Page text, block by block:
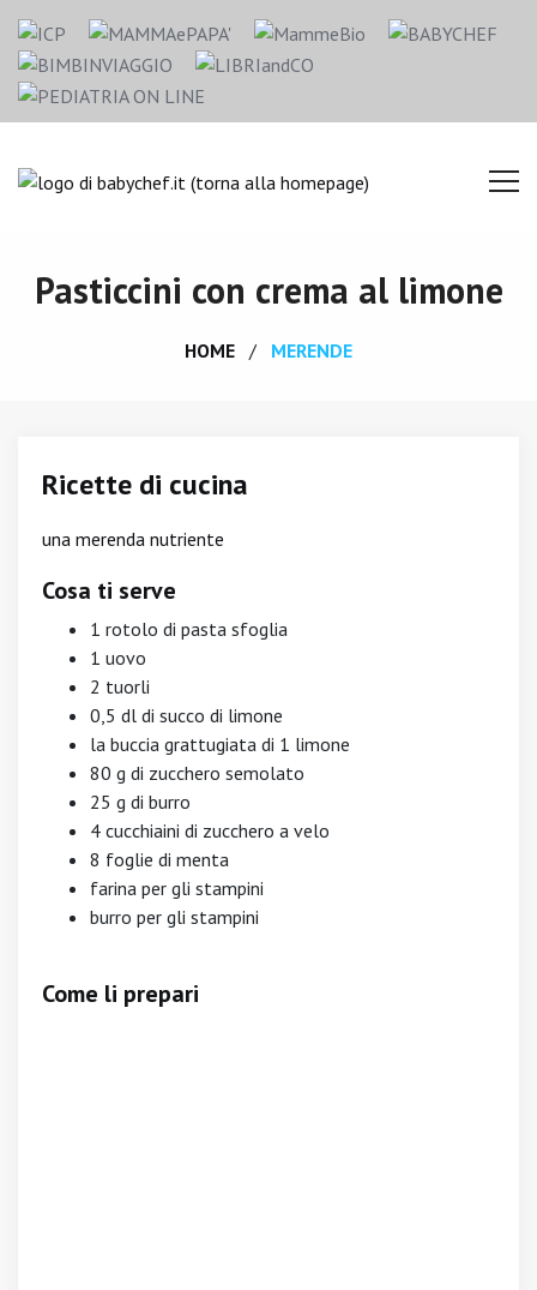
Pasticcini con crema al limone
HOME MERENDE
Ricette di cucina
una merenda nutriente
Cosa ti serve
1 rotolo di pasta sfoglia
1 uovo
2 tuorli
0,5 dl di succo di limone
la buccia grattugiata di 1 limone
80 g di zucchero semolato
25 g di burro
4 cucchiaini di zucchero a velo
8 foglie di menta
farina per gli stampini
burro per gli stampini
Come li prepari